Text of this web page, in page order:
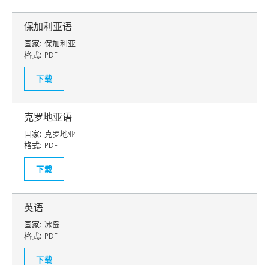
保加利亚语
国家: 保加利亚
格式: PDF
下载
克罗地亚语
国家: 克罗地亚
格式: PDF
下载
英语
国家: 冰岛
格式: PDF
下载